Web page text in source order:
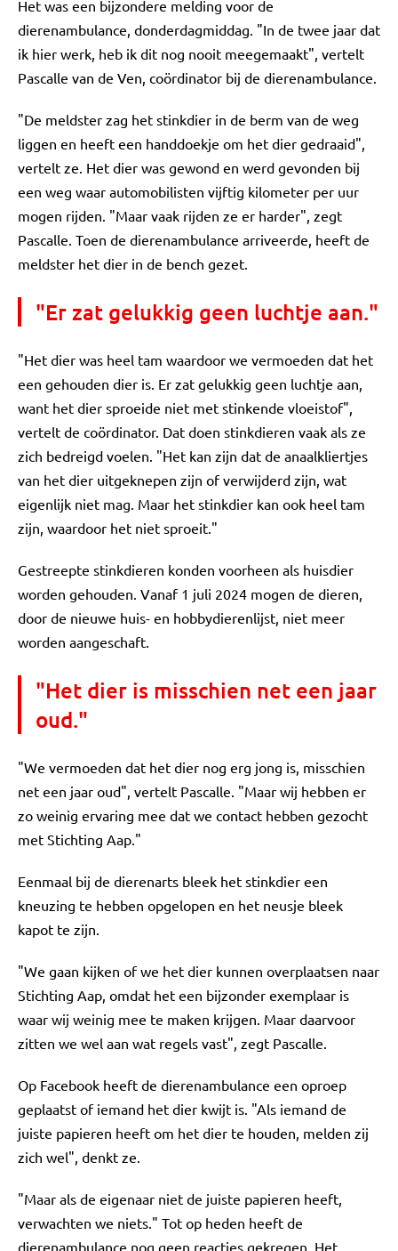
Het was een bijzondere melding voor de
dierenambulance, donderdagmiddag. "In de twee jaar dat
ik hier werk, heb ik dit nog nooit meegemaakt", vertelt
Pascalle van de Ven, coördinator bij de dierenambulance.
"De meldster zag het stinkdier in de berm van de weg
liggen en heeft een handdoekje om het dier gedraaid",
vertelt ze. Het dier was gewond en werd gevonden bij
een weg waar automobilisten vijftig kilometer per uur
mogen rijden. "Maar vaak rijden ze er harder", zegt
Pascalle. Toen de dierenambulance arriveerde, heeft de
meldster het dier in de bench gezet.
"Er zat gelukkig geen luchtje aan."
"Het dier was heel tam waardoor we vermoeden dat het
een gehouden dier is. Er zat gelukkig geen luchtje aan,
want het dier sproeide niet met stinkende vloeistof",
vertelt de coördinator. Dat doen stinkdieren vaak als ze
zich bedreigd voelen. "Het kan zijn dat de anaalkliertjes
van het dier uitgeknepen zijn of verwijderd zijn, wat
eigenlijk niet mag. Maar het stinkdier kan ook heel tam
zijn, waardoor het niet sproeit."
Gestreepte stinkdieren konden voorheen als huisdier
worden gehouden. Vanaf 1 juli 2024 mogen de dieren,
door de nieuwe huis- en hobbydierenlijst, niet meer
worden aangeschaft.
"Het dier is misschien net een jaar
oud."
"We vermoeden dat het dier nog erg jong is, misschien
net een jaar oud", vertelt Pascalle. "Maar wij hebben er
zo weinig ervaring mee dat we contact hebben gezocht
met Stichting Aap."
Eenmaal bij de dierenarts bleek het stinkdier een
kneuzing te hebben opgelopen en het neusje bleek
kapot te zijn.
"We gaan kijken of we het dier kunnen overplaatsen naar
Stichting Aap, omdat het een bijzonder exemplaar is
waar wij weinig mee te maken krijgen. Maar daarvoor
zitten we wel aan wat regels vast", zegt Pascalle.
Op Facebook heeft de dierenambulance een oproep
geplaatst of iemand het dier kwijt is. "Als iemand de
juiste papieren heeft om het dier te houden, melden zij
zich wel", denkt ze.
"Maar als de eigenaar niet de juiste papieren heeft,
verwachten we niets." Tot op heden heeft de
dierenambulance nog geen reacties gekregen. Het